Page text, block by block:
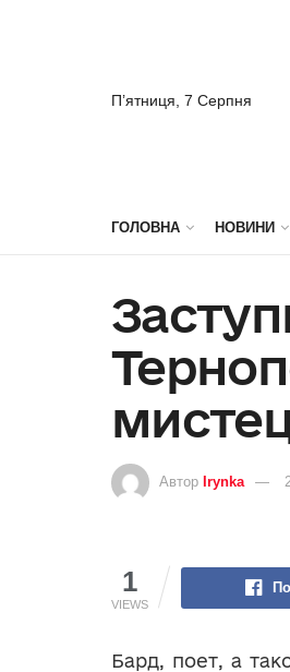
П’ятниця, 7 Серпня
ГОЛОВНА НОВИНИ
Автор Irynka
1
VIEWS
Бард, поет, а